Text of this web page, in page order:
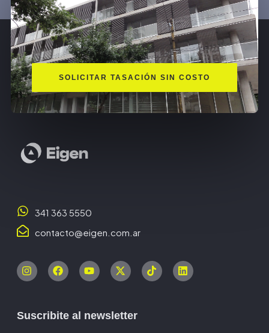
SOLICITAR TASACIÓN SIN COSTO
341 363 5550
contacto@eigen.com.ar
Suscribite al newsletter